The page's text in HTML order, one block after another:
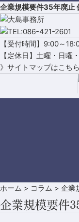
企業規模要件35年廃止
【受付時間】9:00～
【定休日】土曜・日曜
》サイトマップはこちら
ホーム > コラム > 企業
企業規模要件